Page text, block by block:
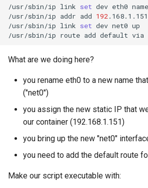
/usr/sbin/ip link set dev eth0 name
/usr/sbin/ip addr add 192
/usr/sbin/ip link set dev net0 up
/usr/sbin/ip route add default via
What are we doing here?
you rename eth0 to a new name
("net0")
you assign the new static IP that
our container (192.168.1.151)
you bring up the new "net0"
you need to add the default route
Make our script executable with: